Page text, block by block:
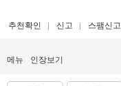
추천확인 신고 스팸신고
메뉴 인장보기